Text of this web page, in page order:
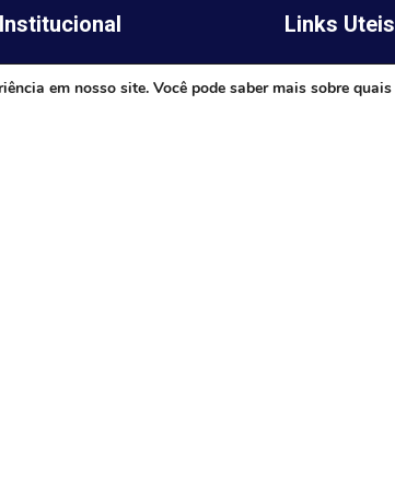
Institucional Links Uteis
Prefeitura de
em nosso site. Você pode saber mais sobre